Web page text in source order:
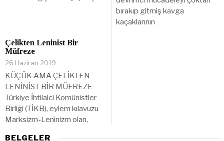
bırakıp gitmiş kavga
kaçaklarının
Çelikten Leninist Bir
Müfreze
26 Haziran 2019
KÜÇÜK AMA ÇELİKTEN
LENİNİST BİR MÜFREZE
Türkiye İhtilalci Komünistler
Birliği (TİKB), eylem kılavuzu
Marksizm-Leninizm olan,
BELGELER